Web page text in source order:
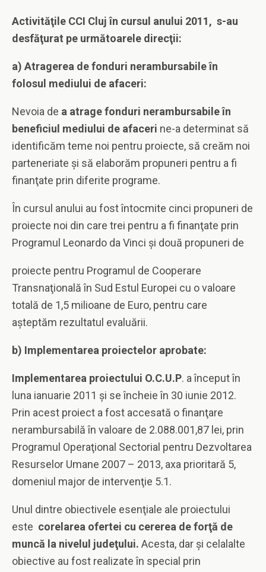
Activităţile CCI Cluj în cursul anului 2011, s-au
desfăţurat pe următoarele direcţii:
a) Atragerea de fonduri nerambursabile în
folosul mediului de afaceri:
Nevoia de a atrage fonduri nerambursabile în
beneficiul mediului de afaceri ne-a determinat să
identificăm teme noi pentru proiecte, să creăm noi
parteneriate şi să elaborăm propuneri pentru a fi
finanţate prin diferite programe.
În cursul anului au fost întocmite cinci propuneri de
proiecte noi din care trei pentru a fi finanţate prin
Programul Leonardo da Vinci şi două propuneri de
proiecte pentru Programul de Cooperare
Transnaţională în Sud Estul Europei cu o valoare
totală de 1,5 milioane de Euro, pentru care
aşteptăm rezultatul evaluării.
b) Implementarea proiectelor aprobate:
Implementarea proiectului O.C.U.P. a început în
luna ianuarie 2011 şi se încheie în 30 iunie 2012.
Prin acest proiect a fost accesată o finanţare
nerambursabilă în valoare de 2.088.001,87 lei, prin
Programul Operaţional Sectorial pentru Dezvoltarea
Resurselor Umane 2007 – 2013, axa prioritară 5,
domeniul major de intervenţie 5.1.
Unul dintre obiectivele esenţiale ale proiectului
este corelarea ofertei cu cererea de forţă de
muncă la nivelul judeţului. Acesta, dar şi celalalte
obiective au fost realizate în special prin